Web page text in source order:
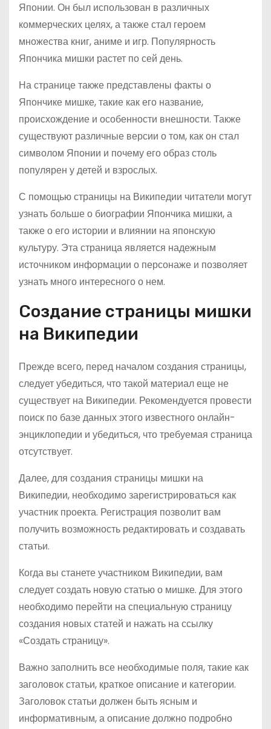
Японии. Он был использован в различных
коммерческих целях, а также стал героем
множества книг, аниме и игр. Популярность
Япончика мишки растет по сей день.
На странице также представлены факты о
Япончике мишке, такие как его название,
происхождение и особенности внешности. Также
существуют различные версии о том, как он стал
символом Японии и почему его образ столь
популярен у детей и взрослых.
С помощью страницы на Википедии читатели могут
узнать больше о биографии Япончика мишки, а
также о его истории и влиянии на японскую
культуру. Эта страница является надежным
источником информации о персонаже и позволяет
узнать много интересного о нем.
Создание страницы мишки
на Википедии
Прежде всего, перед началом создания страницы,
следует убедиться, что такой материал еще не
существует на Википедии. Рекомендуется провести
поиск по базе данных этого известного онлайн-
энциклопедии и убедиться, что требуемая страница
отсутствует.
Далее, для создания страницы мишки на
Википедии, необходимо зарегистрироваться как
участник проекта. Регистрация позволит вам
получить возможность редактировать и создавать
статьи.
Когда вы станете участником Википедии, вам
следует создать новую статью о мишке. Для этого
необходимо перейти на специальную страницу
создания новых статей и нажать на ссылку
«Создать страницу».
Важно заполнить все необходимые поля, такие как
заголовок статьи, краткое описание и категории.
Заголовок статьи должен быть ясным и
информативным, а описание должно подробно